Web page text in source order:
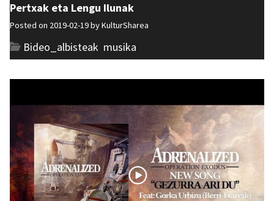
Pertxak eta Lengu Ilunak
Posted on 2019-02-19 byKulturSharea
Bideo_albisteak musika